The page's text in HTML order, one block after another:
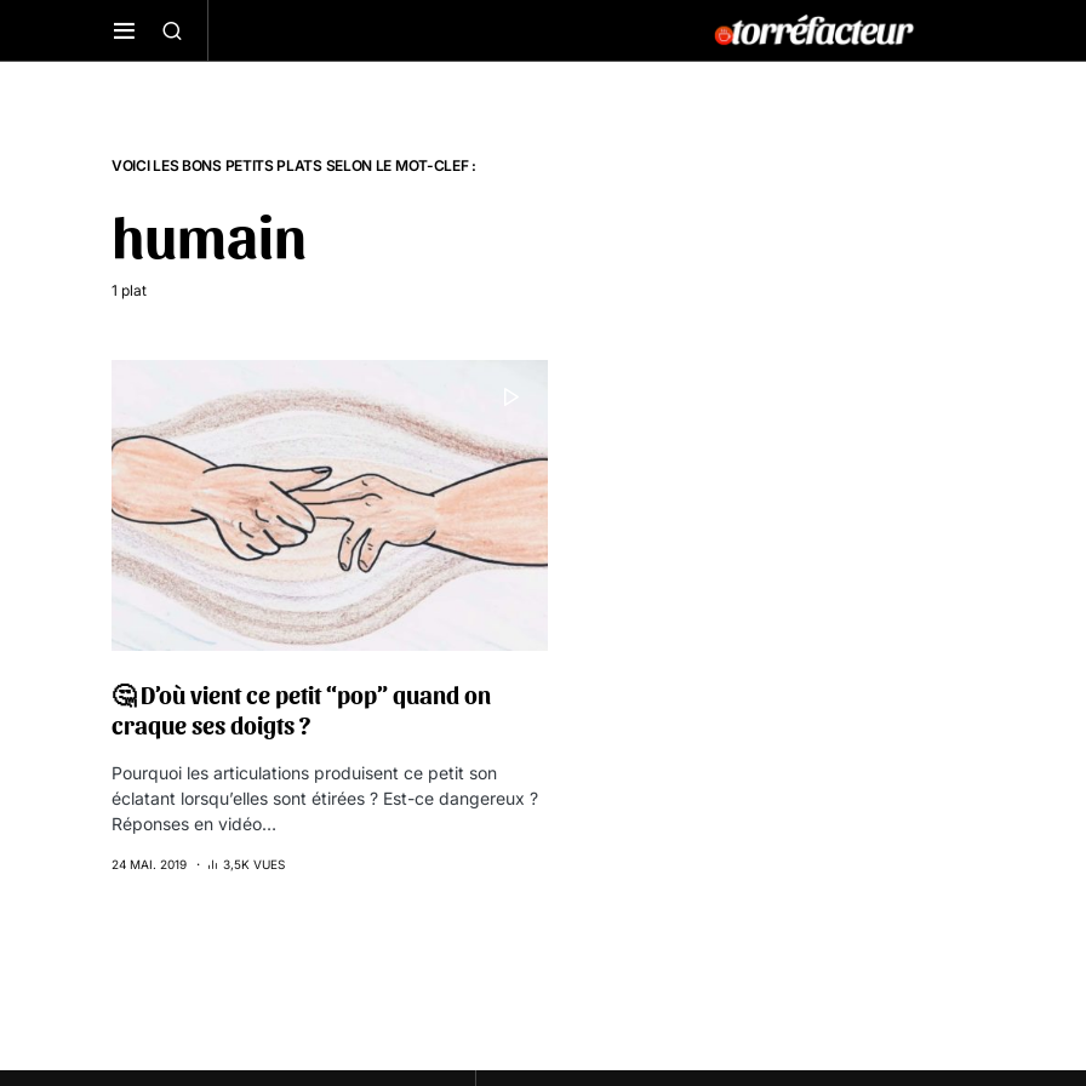
VOICI LES BONS PETITS PLATS SELON LE MOT-CLEF :
humain
1 plat
🤔 D’où vient ce petit “pop” quand on
craque ses doigts ?
Pourquoi les articulations produisent ce petit son
éclatant lorsqu’elles sont étirées ? Est-ce dangereux ?
Réponses en vidéo…
24 MAI. 2019 3,5K VUES